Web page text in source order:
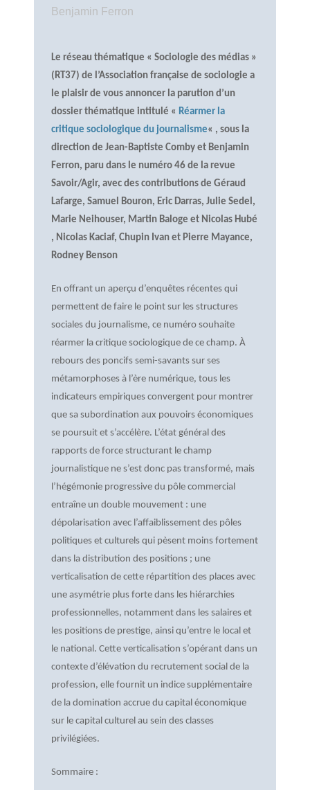
Benjamin Ferron
Le réseau thématique « Sociologie des médias »
(RT37) de l’Association française de sociologie a
le plaisir de vous annoncer la parution d’un
dossier thématique intitulé « Réarmer la
critique sociologique du journalisme« , sous la
direction de Jean-Baptiste Comby et Benjamin
Ferron, paru dans le numéro 46 de la revue
Savoir/Agir, avec des contributions de Géraud
Lafarge, Samuel Bouron, Eric Darras, Julie Sedel,
Marie Neihouser, Martin Baloge et Nicolas Hubé
, Nicolas Kaciaf, Chupin Ivan et Pierre Mayance,
Rodney Benson
En offrant un aperçu d’enquêtes récentes qui
permettent de faire le point sur les structures
sociales du journalisme, ce numéro souhaite
réarmer la critique sociologique de ce champ. À
rebours des poncifs semi-savants sur ses
métamorphoses à l’ère numérique, tous les
indicateurs empiriques convergent pour montrer
que sa subordination aux pouvoirs économiques
se poursuit et s’accélère. L’état général des
rapports de force structurant le champ
journalistique ne s’est donc pas transformé, mais
l’hégémonie progressive du pôle commercial
entraîne un double mouvement : une
dépolarisation avec l’affaiblissement des pôles
politiques et culturels qui pèsent moins fortement
dans la distribution des positions ; une
verticalisation de cette répartition des places avec
une asymétrie plus forte dans les hiérarchies
professionnelles, notamment dans les salaires et
les positions de prestige, ainsi qu’entre le local et
le national. Cette verticalisation s’opérant dans un
contexte d’élévation du recrutement social de la
profession, elle fournit un indice supplémentaire
de la domination accrue du capital économique
sur le capital culturel au sein des classes
privilégiées.
Sommaire :